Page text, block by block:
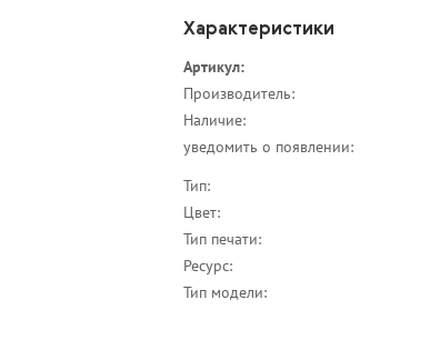
Характеристики
Артикул:
Производитель:
Наличие:
уведомить о появлении:
Тип:
Цвет:
Тип печати:
Ресурс:
Тип модели: